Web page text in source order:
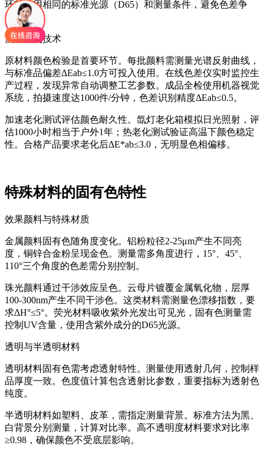
环节使用相同的标准光源（D65）和测量条件，避免色差争
议。
质量控制技术
原材料颜色检验是首要环节。每批颜料需测量光谱反射曲线，
与标准品偏差ΔEab≤1.0方可投入使用。在线色差仪实时监控生
产过程，发现异常自动调整工艺参数。成品全检使用机器视觉
系统，拍摄速度达1000件/分钟，色差识别精度ΔEab≤0.5。
加速老化测试评估颜色耐久性。氙灯老化箱模拟日光照射，评
估1000小时相当于户外1年；热老化测试验证高温下颜色稳定
性。合格产品要求老化后ΔE*ab≤3.0，无明显色相偏移。
特殊材料的固有色特性
效果颜料与特殊材质
金属颜料固有色随角度变化。铝粉粒径2-25μm产生不同亮
度，铜锌合金粉呈现金色。测量需多角度进行，15°、45°、
110°三个角度的色差需分别控制。
珠光颜料通过干涉效应呈色。云母片镀覆金属氧化物，层厚
100-300nm产生不同干涉色。这类材料需测量色漂移指数，要
求ΔH°≤5°。荧光材料吸收紫外光发出可见光，固有色测量需
控制UV含量，使用含紫外成分的D65光源。
透明与半透明材料
透明材料固有色需考虑透射特性。测量使用透射几何，控制样
品厚度一致。色度值计算包含透射比参数，重要指标为透射色
纯度。
半透明材料如塑料、皮革，需指定测量背景。标准方法为黑、
白背景分别测量，计算对比率。高不透明度材料要求对比率
≥0.98，确保颜色不受底层影响。